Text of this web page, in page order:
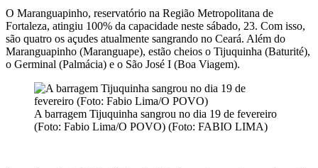
O Maranguapinho, reservatório na Região Metropolitana de
Fortaleza, atingiu 100% da capacidade neste sábado, 23. Com isso,
são quatro os açudes atualmente sangrando no Ceará. Além do
Maranguapinho (Maranguape), estão cheios o Tijuquinha (Baturité),
o Germinal (Palmácia) e o São José I (Boa Viagem).
A barragem Tijuquinha sangrou no dia 19 de fevereiro
(Foto: Fabio Lima/O POVO) (Foto: FABIO LIMA)